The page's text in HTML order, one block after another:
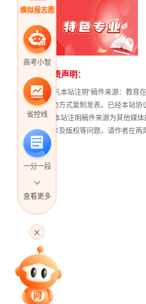
模拟报志愿
高考小智
省控线
一分一段
专家指导课
查看更多
免责声明：
① 凡本站注明“稿件来源：教育
其他方式复制发表。已经本站协
② 本站注明稿件来源为其他媒体
稿涉及版权等问题，请作者在两